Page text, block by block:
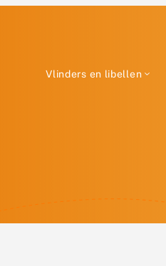
Vlinders en libellen